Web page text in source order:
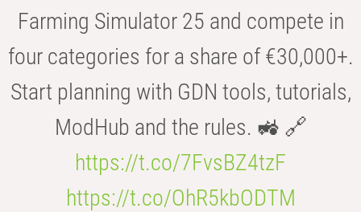
Farming Simulator 25 and compete in
four categories for a share of €30,000+.
Start planning with GDN tools, tutorials,
ModHub and the rules. 🚜 🔗
https://t.co/7FvsBZ4tzF
https://t.co/OhR5kbODTM